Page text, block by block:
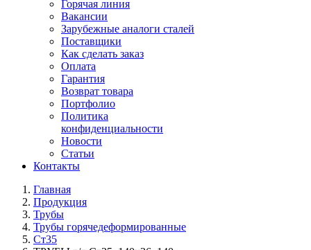
Горячая линия
Вакансии
Зарубежные аналоги сталей
Поставщики
Как сделать заказ
Оплата
Гарантия
Возврат товара
Портфолио
Политика
конфиденциальности
Новости
Статьи
Контакты
Главная
Продукция
Трубы
Трубы горячедеформированные
Ст35